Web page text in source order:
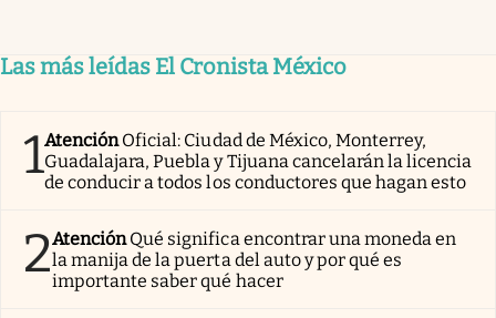
Las más leídas El Cronista México
1AtenciónOficial: Ciudad de México, Monterrey,
Guadalajara, Puebla y Tijuana cancelarán la licencia
de conducir a todos los conductores que hagan esto
2AtenciónQué significa encontrar una moneda en
la manija de la puerta del auto y por qué es
importante saber qué hacer